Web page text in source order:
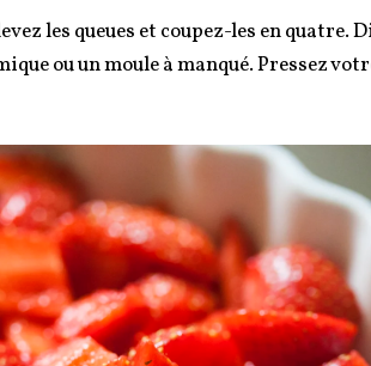
les queues et coupez-les en quatre.
ou un moule à manqué. Pressez